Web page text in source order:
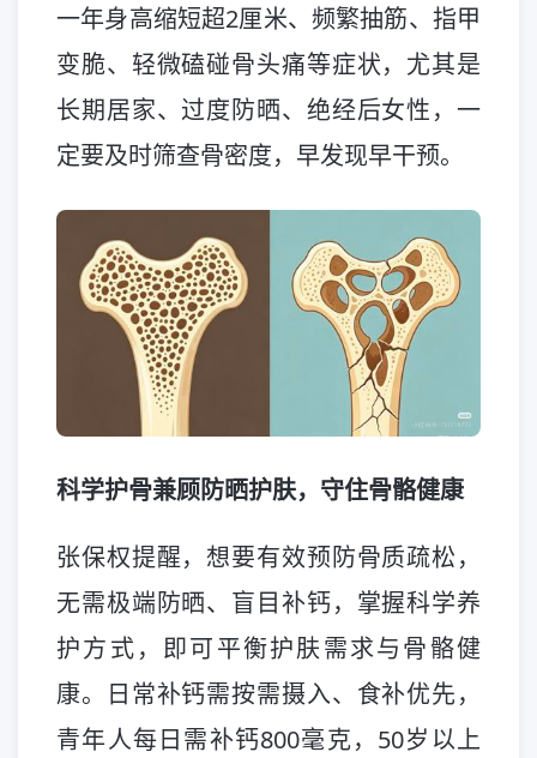
一年身高缩短超2厘米、频繁抽筋、指甲
变脆、轻微磕碰骨头痛等症状，尤其是
长期居家、过度防晒、绝经后女性，一
定要及时筛查骨密度，早发现早干预。
科学护骨兼顾防晒护肤，守住骨骼健康
张保权提醒，想要有效预防骨质疏松，
无需极端防晒、盲目补钙，掌握科学养
护方式，即可平衡护肤需求与骨骼健
康。日常补钙需按需摄入、食补优先，
青年人每日需补钙800毫克，50岁以上